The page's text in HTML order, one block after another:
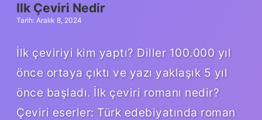
Ilk Çeviri Nedir
Tarih: Aralık 8, 2024
İlk çeviriyi kim yaptı? Diller 100.000 yıl
önce ortaya çıktı ve yazı yaklaşık 5 yıl
önce başladı. İlk çeviri romanı nedir?
Çeviri eserler: Türk edebiyatında roman